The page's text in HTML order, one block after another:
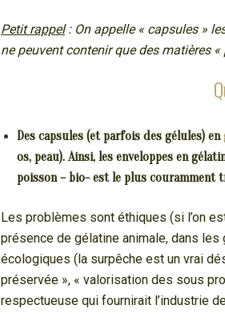
Petit rappel: On appelle « capsules »
ne peuvent contenir que des matières «
Des capsules (et parfois des gélules) en
os, peau). Ainsi, les enveloppes en
poisson – bio- est le plus couramment
Les problèmes sont éthiques (si l’on
présence de gélatine animale, dans
écologiques (la surpêche est un vrai
préservée », « valorisation des sous
respectueuse qui fournirait l’industrie